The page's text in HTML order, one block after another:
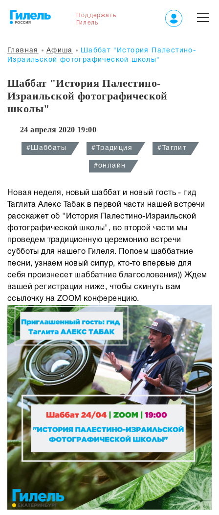
Поддержать
Гилель
Главная Афиша
Шаббат "История Палестино-
Израильской фотографической школы"
Шаббат "История Палестино-
Израильской фотографической
школы"
24 апреля 2020 19:00
#Шаббаты #Традиция #Таглит
#онлайн
Новая неделя, новый шаббат и новый гость - гид
Таглита Алекс Табак в первой части нашей встречи
расскажет об "История Палестино-Израильской
фотографической школы", во второй части мы
проведем традиционную церемонию встречи
субботы для нашего Гилеля. Попоем шаббатние
песни, узнаем новый сипур, кто-то впервые для
себя произнесет шаббатние благословения)) Ждем
вашей регистрации ниже, чтобы скинуть вам
ссылочку на ZOOM конференцию.